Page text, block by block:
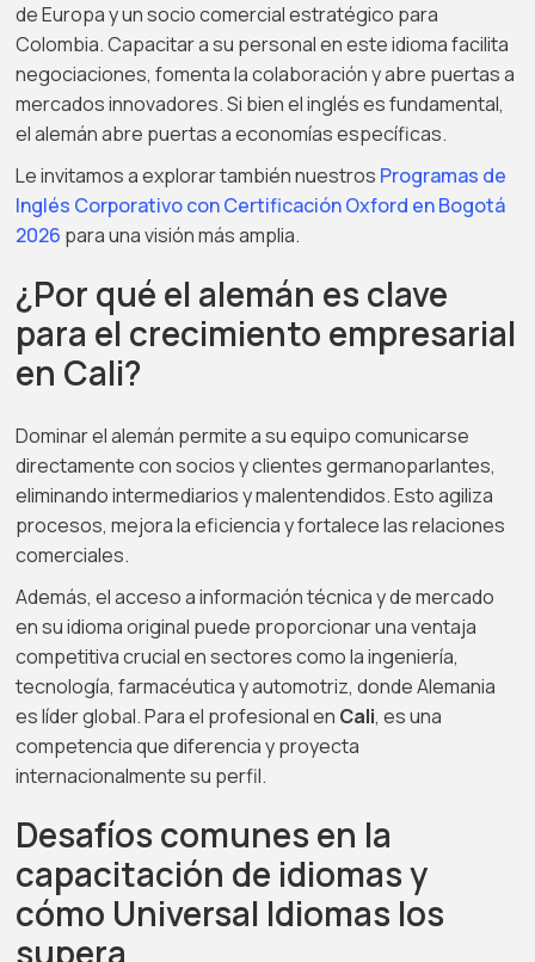
de Europa y un socio comercial estratégico para
Colombia. Capacitar a su personal en este idioma facilita
negociaciones, fomenta la colaboración y abre puertas a
mercados innovadores. Si bien el inglés es fundamental,
el alemán abre puertas a economías específicas.
Le invitamos a explorar también nuestros Programas de
Inglés Corporativo con Certificación Oxford en Bogotá
2026 para una visión más amplia.
¿Por qué el alemán es clave
para el crecimiento empresarial
en Cali?
Dominar el alemán permite a su equipo comunicarse
directamente con socios y clientes germanoparlantes,
eliminando intermediarios y malentendidos. Esto agiliza
procesos, mejora la eficiencia y fortalece las relaciones
comerciales.
Además, el acceso a información técnica y de mercado
en su idioma original puede proporcionar una ventaja
competitiva crucial en sectores como la ingeniería,
tecnología, farmacéutica y automotriz, donde Alemania
es líder global. Para el profesional en Cali, es una
competencia que diferencia y proyecta
internacionalmente su perfil.
Desafíos comunes en la
capacitación de idiomas y
cómo Universal Idiomas los
supera